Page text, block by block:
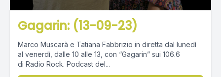
Gagarin: (13-09-23)
Marco Muscarà e Tatiana Fabbrizio in diretta dal lunedì
al venerdì, dalle 10 alle 13, con “Gagarin” sui 106.6
di Radio Rock. Podcast del...